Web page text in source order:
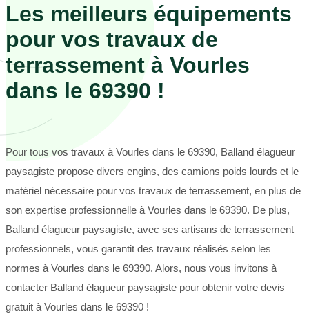
Les meilleurs équipements
pour vos travaux de
terrassement à Vourles
dans le 69390 !
Pour tous vos travaux à Vourles dans le 69390, Balland élagueur
paysagiste propose divers engins, des camions poids lourds et le
matériel nécessaire pour vos travaux de terrassement, en plus de
son expertise professionnelle à Vourles dans le 69390. De plus,
Balland élagueur paysagiste, avec ses artisans de terrassement
professionnels, vous garantit des travaux réalisés selon les
normes à Vourles dans le 69390. Alors, nous vous invitons à
contacter Balland élagueur paysagiste pour obtenir votre devis
gratuit à Vourles dans le 69390 !